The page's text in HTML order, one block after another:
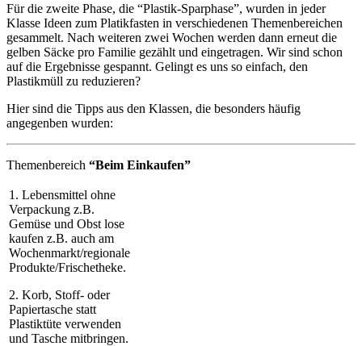
Für die zweite Phase, die “Plastik-Sparphase”, wurden in jeder
Klasse Ideen zum Platikfasten in verschiedenen Themenbereichen
gesammelt. Nach weiteren zwei Wochen werden dann erneut die
gelben Säcke pro Familie gezählt und eingetragen. Wir sind schon
auf die Ergebnisse gespannt. Gelingt es uns so einfach, den
Plastikmüll zu reduzieren?
Hier sind die Tipps aus den Klassen, die besonders häufig
angegenben wurden:
Themenbereich “Beim Einkaufen”
1. Lebensmittel ohne
Verpackung z.B.
Gemüse und Obst lose
kaufen z.B. auch am
Wochenmarkt/regionale
Produkte/Frischetheke.
2. Korb, Stoff- oder
Papiertasche statt
Plastiktüte verwenden
und Tasche mitbringen.